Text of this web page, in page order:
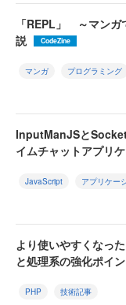
「REPL」 ～マンガ
説
CodeZine
マンガ プログラミング
InputManJSと
イムチャットアプリ
JavaScript アプリケー
より使いやすくなっ
と処理系の強化ポイ
PHP
技術記事